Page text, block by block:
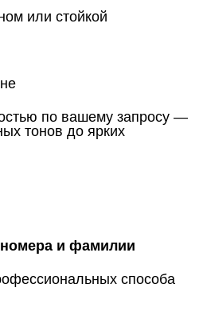
или стойкой
по вашему запросу —
тонов до ярких
номера и фамилии
способа